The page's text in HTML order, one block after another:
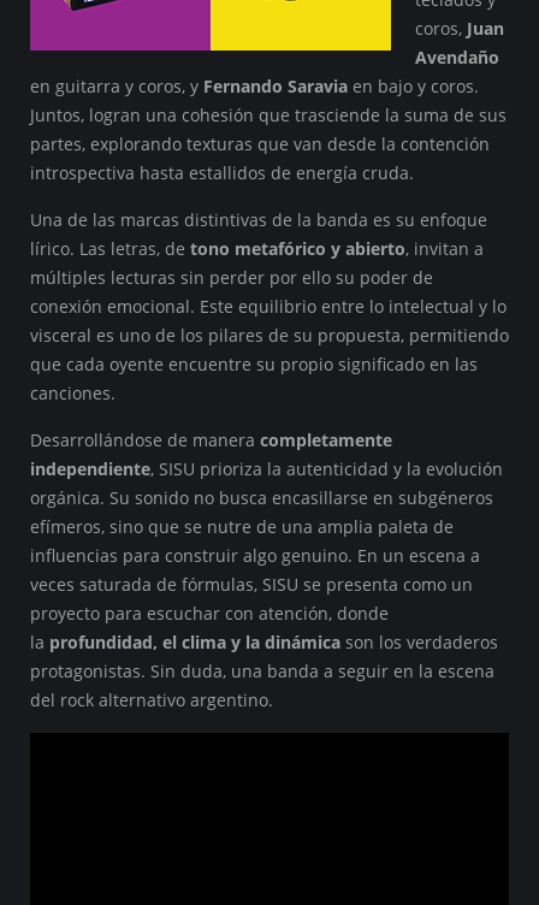
coros, Juan
Avendaño
en guitarra y coros, y Fernando Saravia en bajo y coros.
Juntos, logran una cohesión que trasciende la suma de sus
partes, explorando texturas que van desde la contención
introspectiva hasta estallidos de energía cruda.
Una de las marcas distintivas de la banda es su enfoque
lírico. Las letras, de tono metafórico y abierto, invitan a
múltiples lecturas sin perder por ello su poder de
conexión emocional. Este equilibrio entre lo intelectual y lo
visceral es uno de los pilares de su propuesta, permitiendo
que cada oyente encuentre su propio significado en las
canciones.
Desarrollándose de manera completamente
independiente, SISU prioriza la autenticidad y la evolución
orgánica. Su sonido no busca encasillarse en subgéneros
efímeros, sino que se nutre de una amplia paleta de
influencias para construir algo genuino. En un escena a
veces saturada de fórmulas, SISU se presenta como un
proyecto para escuchar con atención, donde
la profundidad, el clima y la dinámica son los verdaderos
protagonistas. Sin duda, una banda a seguir en la escena
del rock alternativo argentino.